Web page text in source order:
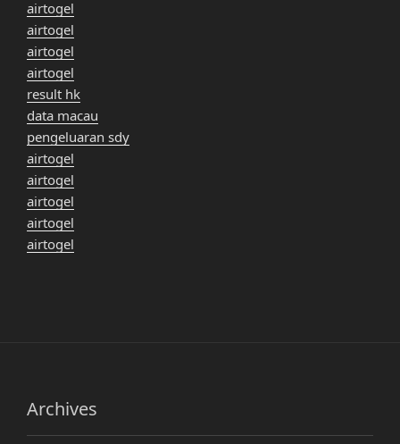
airtogel
airtogel
airtogel
airtogel
result hk
data macau
pengeluaran sdy
airtogel
airtogel
airtogel
airtogel
airtogel
Archives